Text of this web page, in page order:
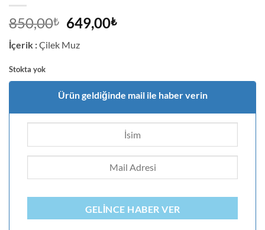
850,00₺ Orijinal
fiyat:
850,00₺.
649,00₺Şu
İçerik :Çilek Muz
Stokta yok
Ürün geldiğinde mail ile haber verin
GELINCE HABER VER